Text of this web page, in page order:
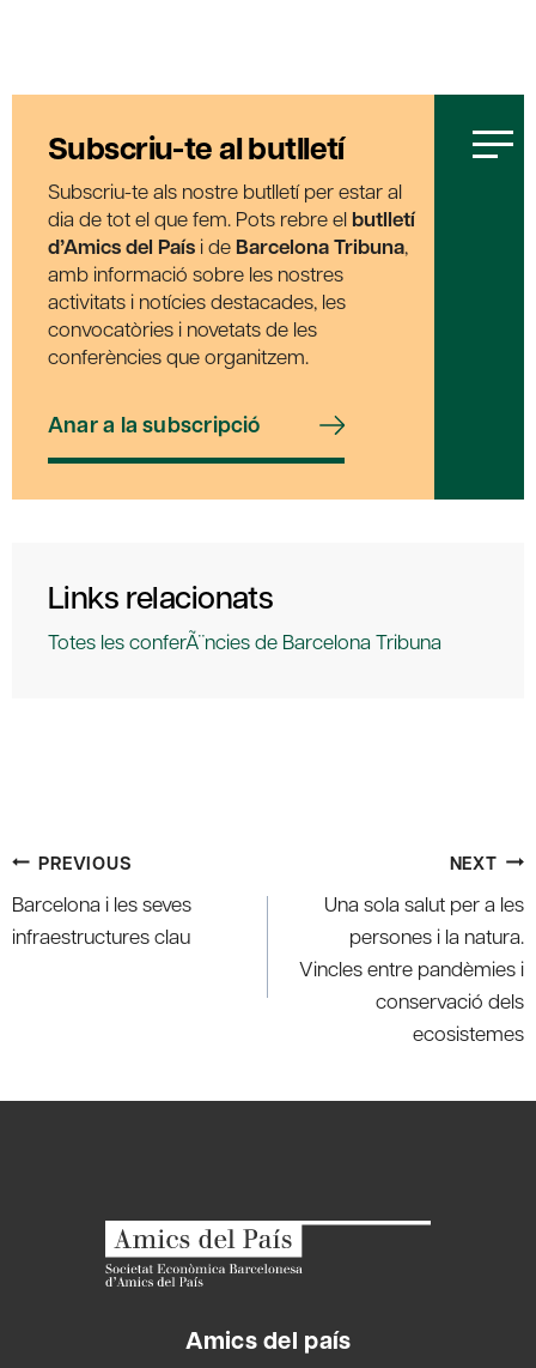
Subscriu-te al butlletí
Subscriu-te als nostre butlletí per estar al
dia de tot el que fem. Pots rebre el butlletí
d’Amics del País i de Barcelona Tribuna,
amb informació sobre les nostres
activitats i notícies destacades, les
convocatòries i novetats de les
conferències que organitzem.
Anar a la subscripció
Links relacionats
Totes les conferÃ¨ncies de Barcelona Tribuna
Post
navigation
PREVIOUS
Barcelona i les seves
infraestructures clau
NEXT
Una sola salut per a les
persones i la natura.
Vincles entre pandèmies i
conservació dels
ecosistemes
Amics del país